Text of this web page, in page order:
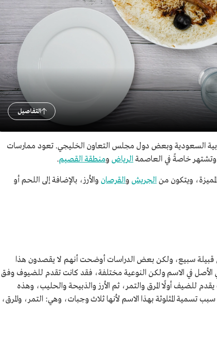
التفاصيل
السعودية وبعض دول مجلس التعاون الخليجي. تعود ممارسات
وتشتهر خاصةً في العاصمة الرياض ومنطقة القصيم.
ويتكون من الجريش والقرصان والأرز، بالإضافة إلى اللحم أو
قبيلة سبيع، ولكن بعض الدراسات أوضحت أنهم لا يقصدون هذا
في الاسم ولكن النوعية مختلفة، فقد كانت تقدم للضيوف وفق
للضيف أولًا المرق والتمر، ثم الأرز والذبيحة والحليب، وهذه
تسمية المثلوثة بهذا الاسم لأنها ثلاث وجبات، وهي: التمر، والمرق،